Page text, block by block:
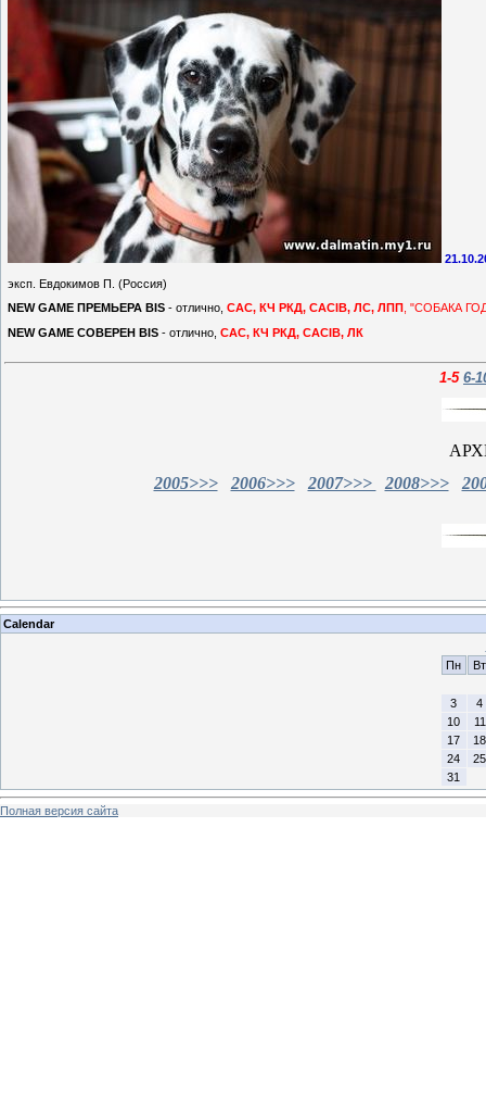
21.10
эксп. Евдокимов П. (Россия)
NEW GAME ПРЕМЬЕРА BIS - отлично, САС, КЧ РКД, CACIB, ЛС, ЛПП , "СОБАКА
NEW GAME СОВЕРЕН BIS - отлично, САС, КЧ РКД, CACIB, ЛК
1-5 6-
2005>>>
2006>>> 2007>>> 2008>>>
Calendar
Пн
Вт
3
4
10
11
17
18
24
25
31
Полная версия сайта